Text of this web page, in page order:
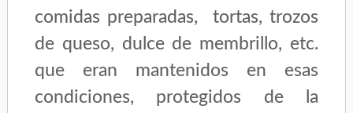
comidas preparadas, tortas, trozos
de queso, dulce de membrillo, etc.
que eran mantenidos en esas
condiciones, protegidos de la